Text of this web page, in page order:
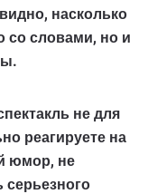
насколько
со словами, но и
не для
реагируете на
юмор, не
серьезного